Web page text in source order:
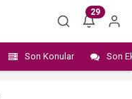
29
Son Konular Son